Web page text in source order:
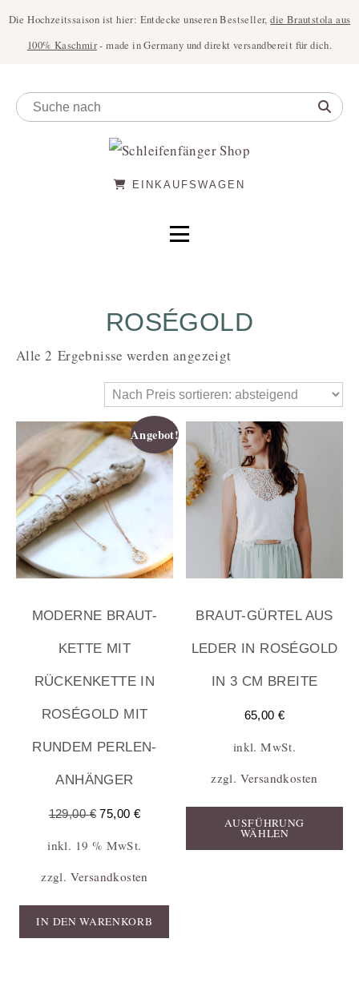
Die Hochzeitssaison ist hier: Entdecke unseren Bestseller,die Brautstola aus
100% Kaschmir- made in Germany und direkt versandbereit für dich.
EINKAUFSWAGEN
ROSÉGOLD
Alle 2 Ergebnisse werden angezeigt
Angebot!
MODERNE BRAUT-
KETTE MIT
RÜCKENKETTE IN
ROSÉGOLD MIT
RUNDEM PERLEN-
ANHÄNGER
129,00€ 75,00 €
inkl. 19 % MwSt.
zzgl. Versandkosten
IN DEN WARENKORB
BRAUT-GÜRTEL AUS
LEDER IN ROSÉGOLD
IN 3 CM BREITE
65,00€
inkl. MwSt.
zzgl. Versandkosten
AUSFÜHRUNG
WÄHLEN